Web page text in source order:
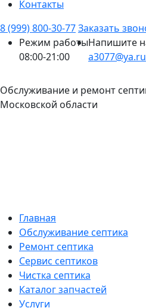
Контакты
8 (999) 800-30-77Заказать
Режим работы
08:00-21:00
Напишите
a3077@ya.ru
Обслуживание и ремонт
Московской области
Главная
Обслуживание септика
Ремонт септика
Сервис септиков
Чистка септика
Каталог запчастей
Услуги